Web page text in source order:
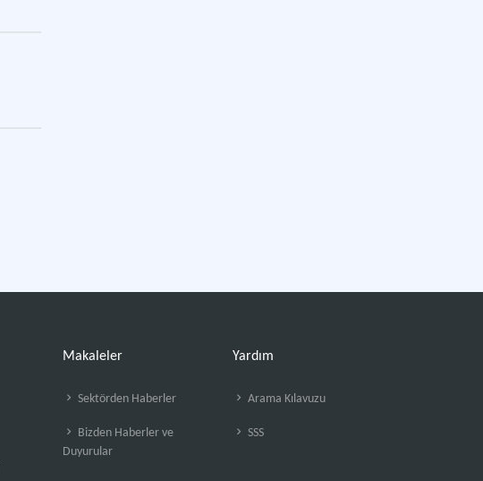
Makaleler
Sektörden Haberler
Bizden Haberler ve
Duyurular
Yardım
Arama Kılavuzu
SSS